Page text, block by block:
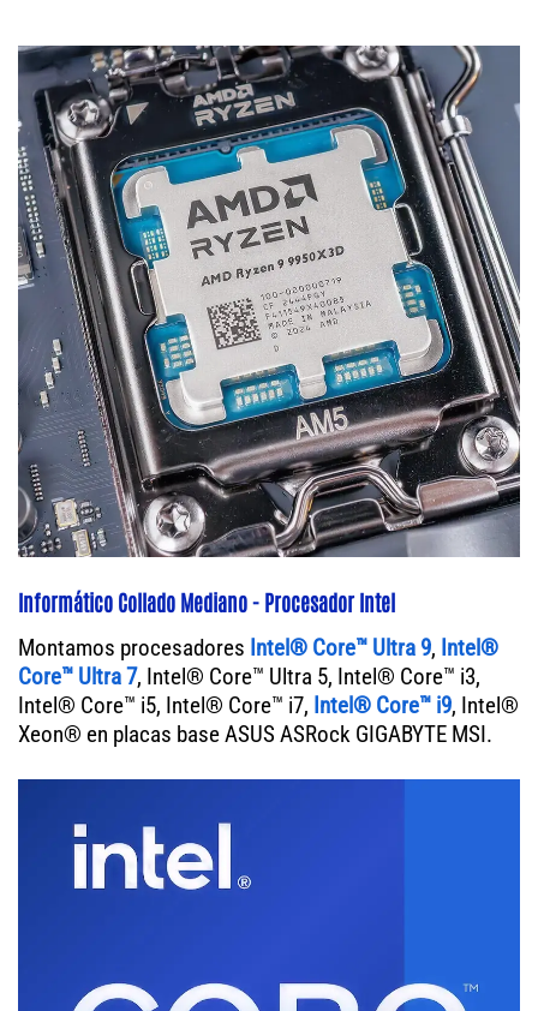
Informático Collado Mediano - Procesador Intel
Montamos procesadores Intel® Core™ Ultra 9, Intel®
Core™ Ultra 7, Intel® Core™ Ultra 5, Intel® Core™ i3,
Intel® Core™ i5, Intel® Core™ i7, Intel® Core™ i9, Intel®
Xeon® en placas base ASUS ASRock GIGABYTE MSI.